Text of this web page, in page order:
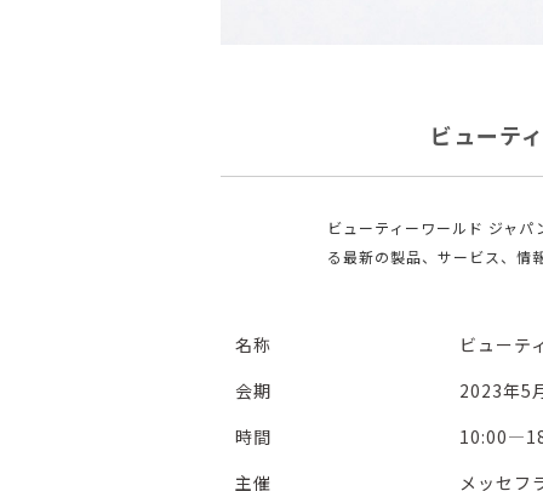
ビューテ
ビューティーワールド ジャ
る最新の製品、サービス、情
名称
ビューテ
会期
2023年5
時間
主催
メッセフ